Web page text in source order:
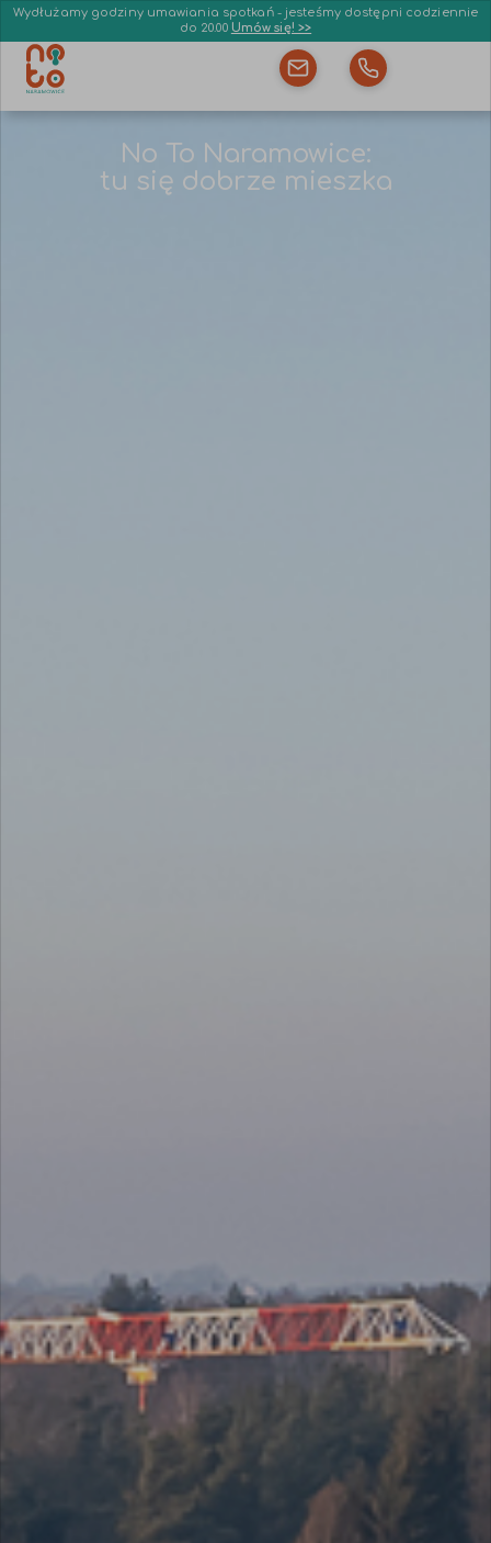
Wydłużamy godziny umawiania spotkań - jesteśmy dostępni codziennie
do 20.00 Umów się! >>
No To Naramowice:
tu się dobrze mieszka